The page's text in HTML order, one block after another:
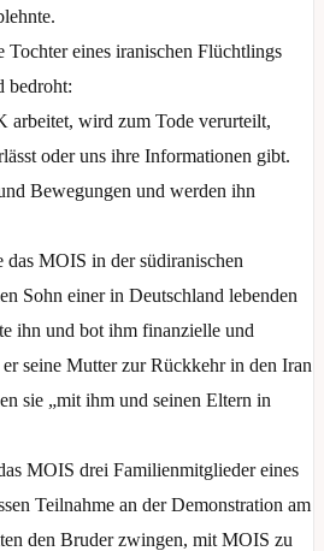
Tochter eines iranischen Flüchtlings
bedroht:
arbeitet, wird zum Tode verurteilt,
oder uns ihre Informationen gibt.
Bewegungen und werden ihn
das MOIS in der südiranischen
Sohn einer in Deutschland lebenden
ihn und bot ihm finanzielle und
seine Mutter zur Rückkehr in den Iran
sie „mit ihm und seinen Eltern in
MOIS drei Familienmitglieder eines
Teilnahme an der Demonstration am
den Bruder zwingen, mit MOIS zu